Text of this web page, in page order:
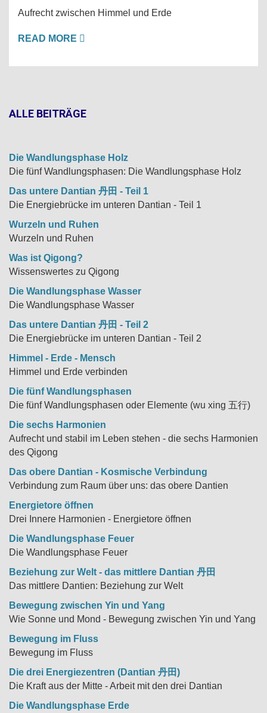
Aufrecht zwischen Himmel und Erde
READ MORE
ALLE BEITRÄGE
Die Wandlungsphase Holz
Die fünf Wandlungsphasen: Die Wandlungsphase Holz
Das untere Dantian 丹田 - Teil 1
Die Energiebrücke im unteren Dantian - Teil 1
Wurzeln und Ruhen
Wurzeln und Ruhen
Was ist Qigong?
Wissenswertes zu Qigong
Die Wandlungsphase Wasser
Die Wandlungsphase Wasser
Das untere Dantian 丹田 - Teil 2
Die Energiebrücke im unteren Dantian - Teil 2
Himmel - Erde - Mensch
Himmel und Erde verbinden
Die fünf Wandlungsphasen
Die fünf Wandlungsphasen oder Elemente (wu xing 五行)
Die sechs Harmonien
Aufrecht und stabil im Leben stehen - die sechs Harmonien
des Qigong
Das obere Dantian - Kosmische Verbindung
Verbindung zum Raum über uns: das obere Dantien
Energietore öffnen
Drei Innere Harmonien - Energietore öffnen
Die Wandlungsphase Feuer
Die Wandlungsphase Feuer
Beziehung zur Welt - das mittlere Dantian 丹田
Das mittlere Dantien: Beziehung zur Welt
Bewegung zwischen Yin und Yang
Wie Sonne und Mond - Bewegung zwischen Yin und Yang
Bewegung im Fluss
Bewegung im Fluss
Die drei Energiezentren (Dantian 丹田)
Die Kraft aus der Mitte - Arbeit mit den drei Dantian
Die Wandlungsphase Erde